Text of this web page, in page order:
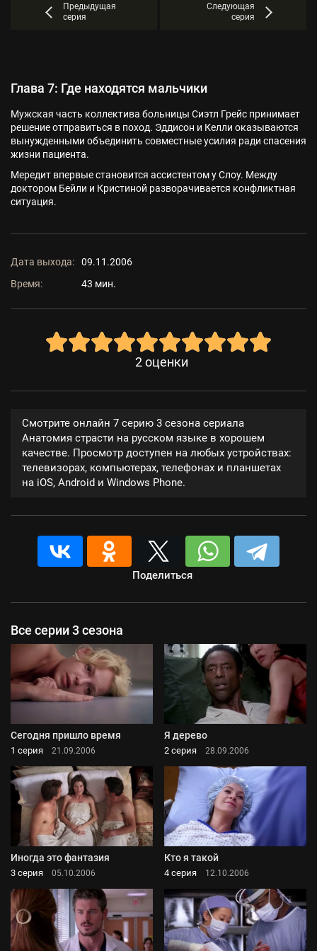
Предыдущая
серия
Следующая
серия
Глава 7: Где находятся мальчики
Мужская часть коллектива больницы Сиэтл Грейс принимает
решение отправиться в поход. Эддисон и Келли оказываются
вынужденными объединить совместные усилия ради спасения
жизни пациента.
Мередит впервые становится ассистентом у Слоу. Между
доктором Бейли и Кристиной разворачивается конфликтная
ситуация.
Дата выхода:
09.11.2006
Время:
43 мин.
2 оценки
Смотрите онлайн 7 серию 3 сезона сериала
Анатомия страсти на русском языке в хорошем
качестве. Просмотр доступен на любых устройствах:
телевизорах, компьютерах, телефонах и планшетах
на iOS, Android и Windows Phone.
Поделиться
Все серии 3 сезона
Сегодня пришло время
1 серия 21.09.2006
Я дерево
2 серия 28.09.2006
Иногда это фантазия
3 серия 05.10.2006
Кто я такой
4 серия 12.10.2006